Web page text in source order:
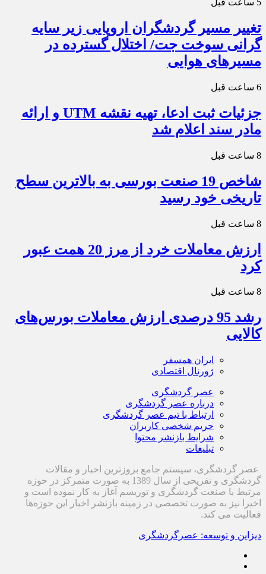
5 ساعت قبل
تغییر مسیر گردشگران اروپایی زیر سایه
گرانی سوخت جت/ اختلال گسترده در
مسیرهای هوایی
6 ساعت قبل
جزئیات ثبت ادعا، تهیه نقشه UTM و ارائه
مادر سند اعلام شد
8 ساعت قبل
شاخص 19 صنعت بورسی به بالاترین سطح
تاریخی خود رسید
8 ساعت قبل
ارزش معاملات خرد از مرز 20 همت عبور
کرد
8 ساعت قبل
رشد 95 درصدی ارزش معاملات بورس‌های
کالایی
ایران همسفر
ژورنال اقتصادی
عصر گردشگری
درباره عصر گردشگری
ارتباط با تیم عصر گردشگری
حریم شخصی کاربران
شرایط بازنشر محتوا
تبلیغات
عصر گردشگری، سیستم جامع بروزترین اخبار و مقالات
گردشگری و تفریحی از سال 1389 به صورت متمرکز در حوزه
مرتبط با صنعت گردشگری و توریسم آغاز به کار نموده است و
اخیرا نیز به صورت تخصصی در زمینه بازنشر اخبار این حوزه‌ها
فعالیت می کند.
دیزاین و توسعه: عصرگردشگری